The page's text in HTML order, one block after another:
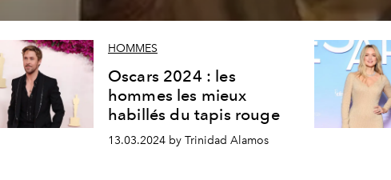
HOMMES
Oscars 2024 : les
hommes les mieux
habillés du tapis rouge
13.03.2024 by Trinidad Alamos